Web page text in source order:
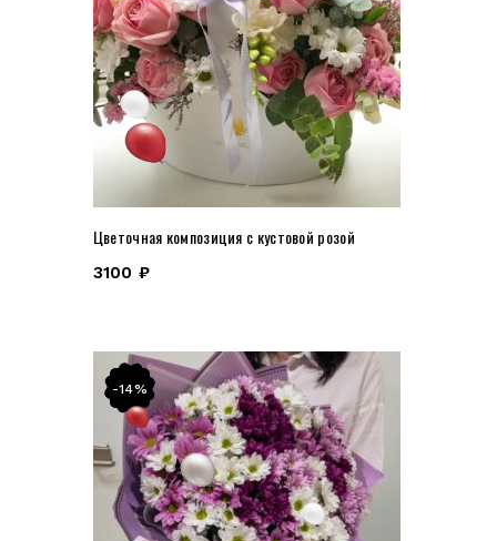
Цветочная композиция с кустовой розой
3100 ₽
-14%